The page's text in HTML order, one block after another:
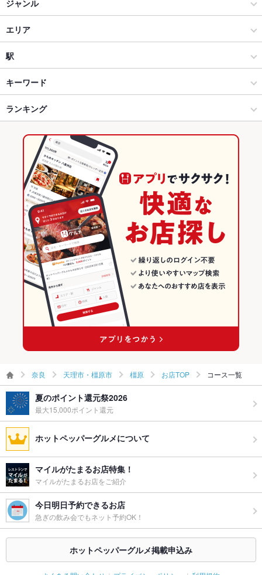
くいもの屋わん 藤沢プライムビル店
個室居酒屋 くいもの屋わん 桜木町店
個室居酒屋 くいもの屋わん 綱島店
くいもの屋わん 大和店
個室居酒屋 くいもの屋わん 茅ヶ崎店
くいもの屋わん 湘南台店
個室居酒屋 くいもの屋わん 蒲田店
くいもの屋わん 大宮南銀通り店
くいもの屋わん 本厚木店
くいもの屋わん 川崎西口店
その他の関連店舗
ジャンル
居酒屋
和風
天理市・橿原市 × 居酒屋
天理市・橿原市 × 和風
大和八木駅 × 居酒屋
大和八木駅 × 和風
創作料理
天理市・橿原市 × 創作料理
天理市・橿原市 × 和風
大和八木駅 × 創作料理
大和八木駅 × 和風
エリア
橿原
橿原 × 居酒屋
橿原 × 和風
橿原 × 創作料理
橿原 × 和風
奈良 × 居酒屋
奈良 × 和風
奈良 × 創作料理
奈良 × 和風
駅
畝傍駅
大和八木駅
キーワード
からあげ
ちらし寿司 うどん うなぎ
地鶏 ステーキ ピザ
フレンチトースト チーズケーキ 馬肉
ランキング
奈良のグルメランキング
奈良の居酒屋ランキング
天理市・橿原市のグルメランキング
天理市・橿原市の居酒屋ランキング
橿原のグルメランキング
橿原の居酒屋ランキング
奈良 天理市・橿原市 橿原 お店TOP コース一覧
夏のポイント還元祭2026
最大15,000ポイント還元
ホットペッパーグルメについて
マイルがたまるお店特集！
マイルがたまるお店をご紹介
今日明日予約できるお店
急ぎの飲み会でもネット予約OK！
ホットペッパーグルメ掲載申込み